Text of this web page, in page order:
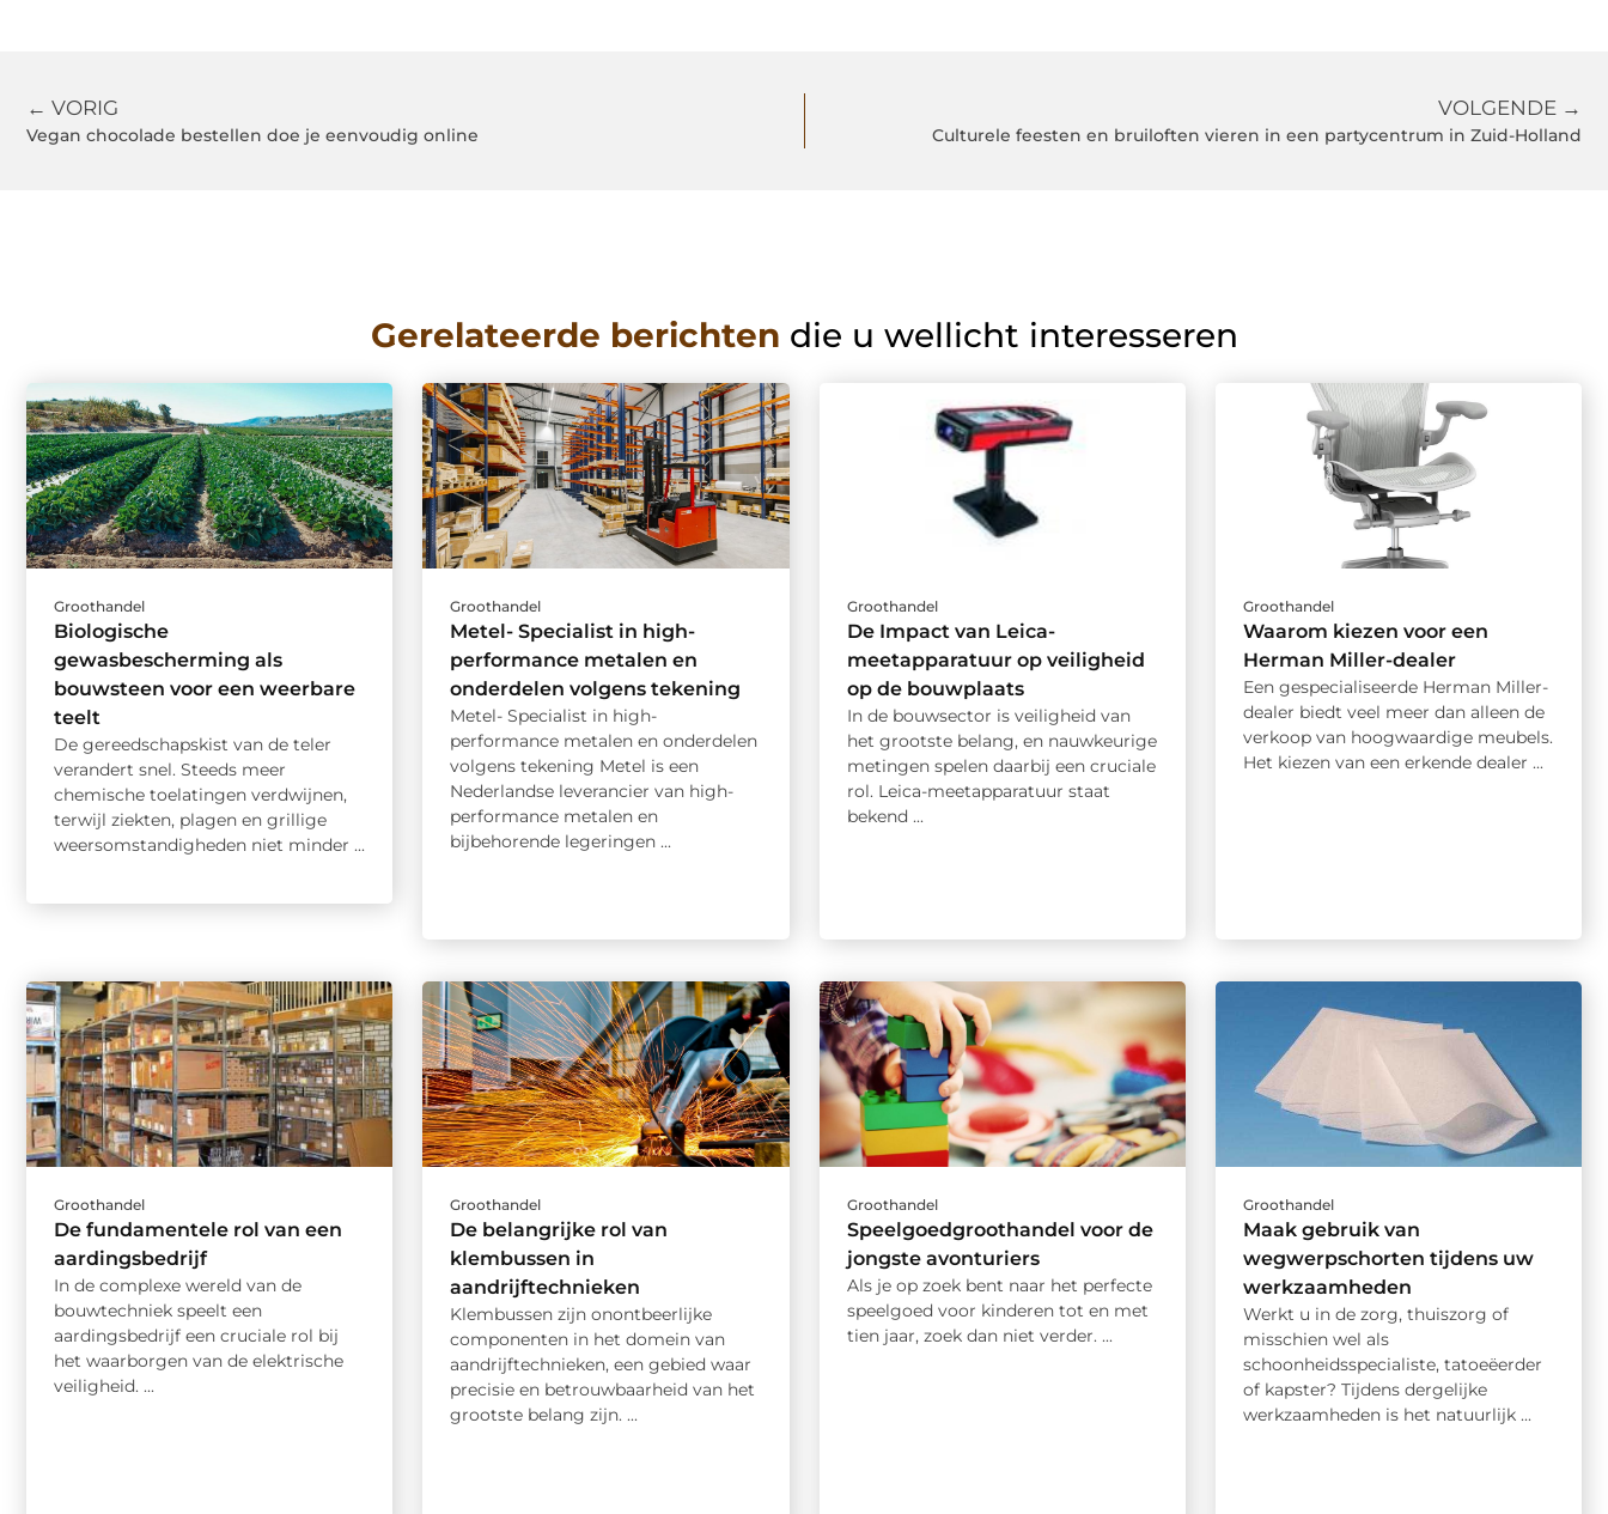
← VORIG
Vegan chocolade bestellen doe je eenvoudig online
VOLGENDE →
Culturele feesten en bruiloften vieren in een partycentrum in Zuid-Holland
Gerelateerde berichten die u wellicht interesseren
Groothandel
Biologische
gewasbescherming als
bouwsteen voor een weerbare
teelt
De gereedschapskist van de teler
verandert snel. Steeds meer
chemische toelatingen verdwijnen,
terwijl ziekten, plagen en grillige
weersomstandigheden niet minder ...
Groothandel
Metel- Specialist in high-
performance metalen en
onderdelen volgens tekening
Metel- Specialist in high-
performance metalen en onderdelen
volgens tekening Metel is een
Nederlandse leverancier van high-
performance metalen en
bijbehorende legeringen ...
Groothandel
De Impact van Leica-
meetapparatuur op veiligheid
op de bouwplaats
In de bouwsector is veiligheid van
het grootste belang, en nauwkeurige
metingen spelen daarbij een cruciale
rol. Leica-meetapparatuur staat
bekend ...
Groothandel
Waarom kiezen voor een
Herman Miller-dealer
Een gespecialiseerde Herman Miller-
dealer biedt veel meer dan alleen de
verkoop van hoogwaardige meubels.
Het kiezen van een erkende dealer ...
Groothandel
De fundamentele rol van een
aardingsbedrijf
In de complexe wereld van de
bouwtechniek speelt een
aardingsbedrijf een cruciale rol bij
het waarborgen van de elektrische
veiligheid. ...
Groothandel
De belangrijke rol van
klembussen in
aandrijftechnieken
Klembussen zijn onontbeerlijke
componenten in het domein van
aandrijftechnieken, een gebied waar
precisie en betrouwbaarheid van het
grootste belang zijn. ...
Groothandel
Speelgoedgroothandel voor de
jongste avonturiers
Als je op zoek bent naar het perfecte
speelgoed voor kinderen tot en met
tien jaar, zoek dan niet verder. ...
Groothandel
Maak gebruik van
wegwerpschorten tijdens uw
werkzaamheden
Werkt u in de zorg, thuiszorg of
misschien wel als
schoonheidsspecialiste, tatoeëerder
of kapster? Tijdens dergelijke
werkzaamheden is het natuurlijk ...